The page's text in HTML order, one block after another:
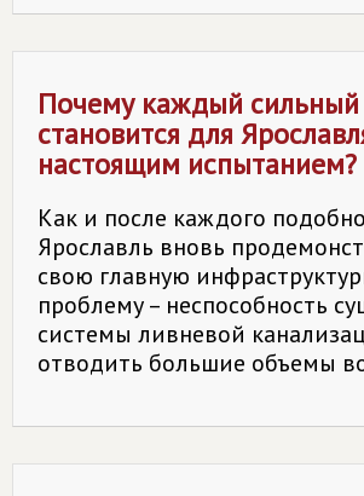
Почему каждый
становится для
настоящим испытанием?
Как и после каждого
Ярославль вновь
свою главную
проблему – неспособность
системы ливневой
отводить большие объемы